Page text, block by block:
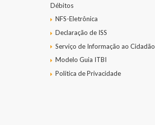
Débitos
NFS-Eletrônica
Declaração de ISS
Serviço de Informação ao Cidadão
Modelo Guia ITBI
Política de Privacidade